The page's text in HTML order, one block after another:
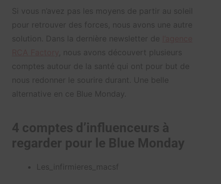
Si vous n’avez pas les moyens de partir au soleil
pour retrouver des forces, nous avons une autre
solution. Dans la dernière newsletter de
, nous avons découvert plusieurs
comptes autour de la santé qui ont pour but de
nous redonner le sourire durant. Une belle
alternative en ce Blue Monday.
4 comptes d’influenceurs à
regarder pour le Blue Monday
Les_infirmieres_macsf